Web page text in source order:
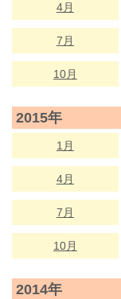
4月
7月
10月
2015年
1月
4月
7月
10月
2014年